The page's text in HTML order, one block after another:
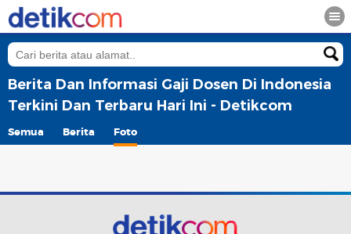
Berita Dan Informasi Gaji Dosen Di Indonesia
Terkini Dan Terbaru Hari Ini - Detikcom
Semua Berita Foto